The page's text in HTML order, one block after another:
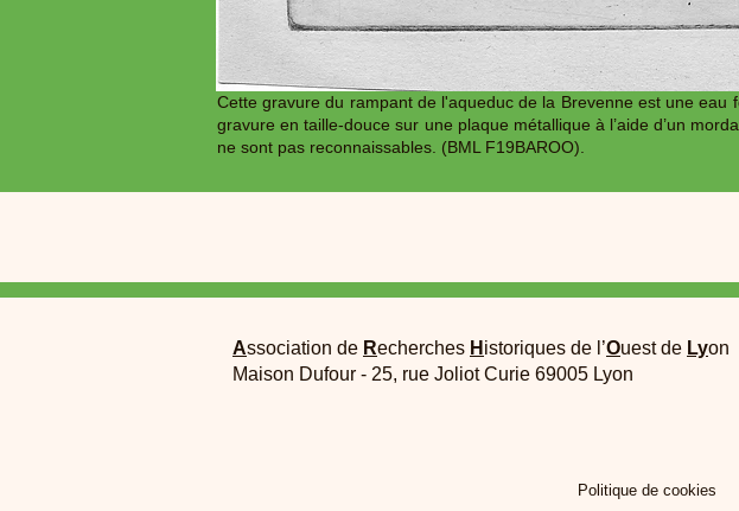
Cette gravure du rampant de l'aqueduc de la Brevenne est une
gravure en taille-douce sur une plaque métallique à l’aide d’un
ne sont pas reconnaissables. (BML F19BAROO).
Association de Recherches H istoriques de l’Ouest de Lyon
Maison Dufour - 25, rue Joliot Curie 69005 Lyon
Politique de cookies